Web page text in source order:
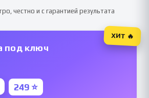
честно и с гарантией результата
под ключ
249 ⭐
ХИТ 🔥